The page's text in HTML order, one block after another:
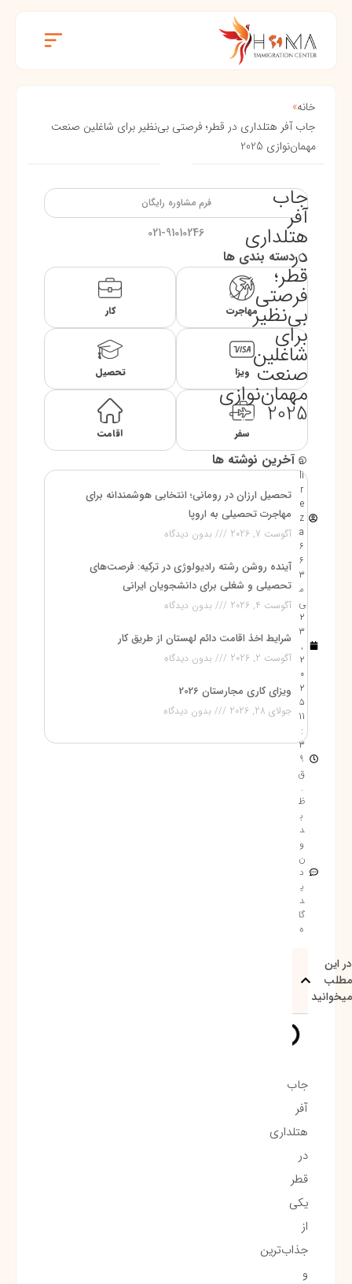
خانه»
جاب آفر هتلداری در قطر؛ فرصتی بی‌نظیر برای شاغلین صنعت
مهمان‌نوازی 2025
جاب
آفر
هتلداری
در
قطر؛
فرصتی
بی‌نظیر
برای
شاغلین
صنعت
مهمان‌نوازی
2025
a
li
r
e
z
a
6
6
3
م
ی
2
3
,
2
0
2
5
11
:
3
9
ق
.
ظ
ب
د
و
ن
د
ی
د
گا
ه
در این
مطلب
میخوانید
جاب
آفر
هتلداری
در
قطر
یکی
از
جذاب‌ترین
و
فرم مشاوره رایگان
021-91010246
دسته بندی ها
مهاجرت کار
ویزا تحصیل
سفر اقامت
آخرین نوشته ها
تحصیل ارزان در رومانی؛ انتخابی هوشمندانه برای
مهاجرت تحصیلی به اروپا
آگوست 7, 2026 بدون دیدگاه
آینده روشن رشته رادیولوژی در ترکیه: فرصت‌های
تحصیلی و شغلی برای دانشجویان ایرانی
آگوست 4, 2026 بدون دیدگاه
شرایط اخذ اقامت دائم لهستان از طریق کار
آگوست 2, 2026 بدون دیدگاه
ویزای کاری مجارستان 2026
جولای 28, 2026 بدون دیدگاه